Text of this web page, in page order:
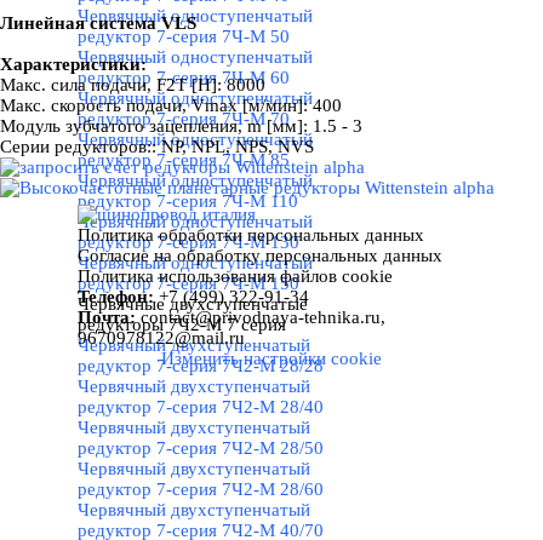
Червячный одноступенчатый
редуктор 7-серия 7Ч-М 50
Червячный одноступенчатый
редуктор 7-серия 7Ч-М 60
Червячный одноступенчатый
редуктор 7-серия 7Ч-М 70
Червячный одноступенчатый
редуктор 7-серия 7Ч-М 85
Червячный одноступенчатый
редуктор 7-серия 7Ч-М 110
Червячный одноступенчатый
редуктор 7-серия 7Ч-М 130
Червячный одноступенчатый
редуктор 7-серия 7Ч-М 150
Червячные двухступенчатые
редукторы 7Ч2-М 7 серия▼
Червячный двухступенчатый
редуктор 7-серия 7Ч2-М 28/28
Червячный двухступенчатый
редуктор 7-серия 7Ч2-М 28/40
Червячный двухступенчатый
редуктор 7-серия 7Ч2-М 28/50
Червячный двухступенчатый
редуктор 7-серия 7Ч2-М 28/60
Червячный двухступенчатый
редуктор 7-серия 7Ч2-М 40/70
Линейная система VLS
Характеристики:
Макс. сила подачи, F2T [Н]:8000
Макс. скорость подачи, Vmax [м/мин]:400
Модуль зубчатого зацепления, m [мм]: 1.5 - 3
Серии редукторов::NP, NPL, NPS, NVS
Политика обработки персональных данных
Согласие на обработку персональных данных
Политика использования файлов cookie
Телефон: +7 (499) 322-91-34
Почта: contact@privodnaya-tehnika.ru,
9670978122@mail.ru
Изменить настройки cookie
Назад к содержимому